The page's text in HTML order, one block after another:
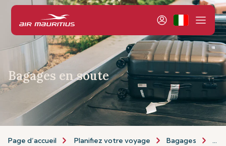
Bagages en soute
Page d’accueil Planifiez votre voyage Bagages